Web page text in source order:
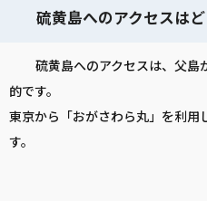
硫黄島へのアクセスは
硫黄島へのアクセスは、父
的です。
東京から「おがさわら丸」を利用
す。